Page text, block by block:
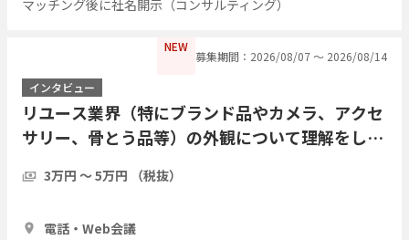
マッチング後に社名開示（コンサルティング）
NEW
募集期間：2026/08/07 〜 2026/08/14
インタビュー
リユース業界（特にブランド品やカメラ、アクセ
サリー、骨とう品等）の外観について理解をした
3万円 〜 5万円 （税抜）
電話・Web会議